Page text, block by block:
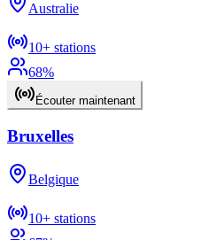
Australie
10+ stations
68%
Écouter maintenant
Bruxelles
Belgique
10+ stations